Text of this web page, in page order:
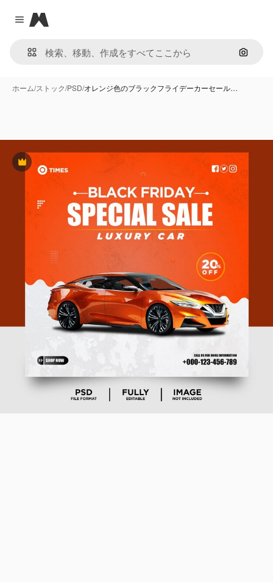
Close menu
Magnific
画像で
ホーム/ストック/PSD/オレンジ色のブラックフライデーカーセール…
Premium